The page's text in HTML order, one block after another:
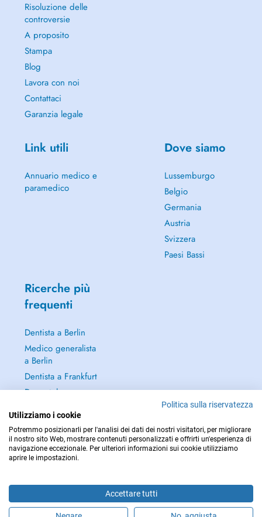
Risoluzione delle
controversie
A proposito
Stampa
Blog
Lavora con noi
Contattaci
Garanzia legale
Link utili
Annuario medico e
paramedico
Dove siamo
Lussemburgo
Belgio
Germania
Austria
Svizzera
Paesi Bassi
Ricerche più
frequenti
Dentista a Berlin
Medico generalista
a Berlin
Dentista a Frankfurt
Dermatologo a
Continua a leggere
→
PER LE URGENZE, CONSULTARE : 112
Copyright © 2026 - DOCTENA Germany GmbH Kurfürstendamm 14, 10719
Politica sulla riservatezza
Utilizziamo i cookie
Potremmo posizionarli per l'analisi dei dati dei nostri visitatori, per migliorare
il nostro sito Web, mostrare contenuti personalizzati e offrirti un'esperienza di
navigazione eccezionale. Per ulteriori informazioni sui cookie utilizziamo
aprire le impostazioni.
Accettare tutti